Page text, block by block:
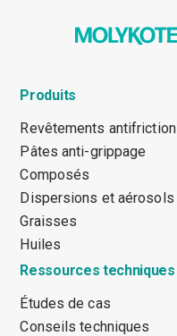
Produits
Revêtements antifriction
Pâtes anti-grippage
Composés
Dispersions et aérosols
Graisses
Huiles
Ressources techniques
Études de cas
Conseils techniques